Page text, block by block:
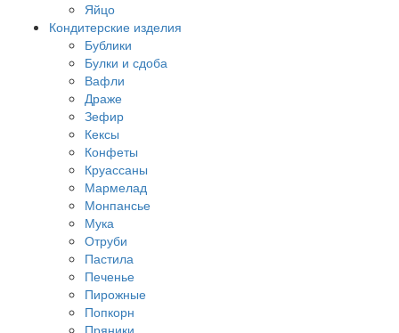
Яйцо
Кондитерские изделия
Бублики
Булки и сдоба
Вафли
Драже
Зефир
Кексы
Конфеты
Круассаны
Мармелад
Монпансье
Мука
Отруби
Пастила
Печенье
Пирожные
Попкорн